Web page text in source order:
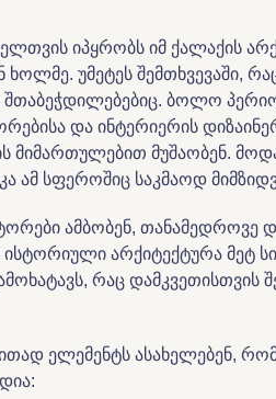
იპყრობს იმ ქალაქის
ხოლმე. უმეტეს შემთხვევაში,
ბოლო
და ინტერიერის
მიმართულებით მუშაობენ.
ამ სფეროშიც საკმაოდ
ამბობენ, თანამედროვე
არქიტექტურა მეტ
რაც დამკვეთისთვის
ელემენტს ასახელებენ,